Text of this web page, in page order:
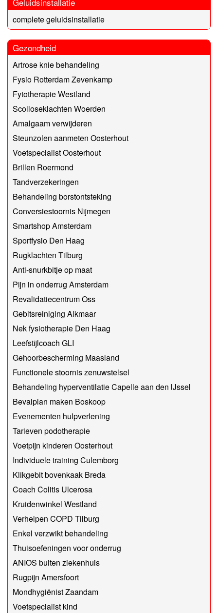
complete geluidsinstallatie
Gezondheid
Artrose knie behandeling
Fysio Rotterdam Zevenkamp
Fytotherapie Westland
Scolioseklachten Woerden
Amalgaam verwijderen
Steunzolen aanmeten Oosterhout
Voetspecialist Oosterhout
Brillen Roermond
Tandverzekeringen
Behandeling borstontsteking
Conversiestoornis Nijmegen
Smartshop Amsterdam
Sportfysio Den Haag
Rugklachten Tilburg
Anti-snurkbitje op maat
Pijn in onderrug Amsterdam
Revalidatiecentrum Oss
Gebitsreiniging Alkmaar
Nek fysiotherapie Den Haag
Leefstijlcoach GLI
Gehoorbescherming Maasland
Functionele stoornis zenuwstelsel
Behandeling hyperventilatie Capelle aan den IJssel
Bevalplan maken Boskoop
Evenementen hulpverlening
Tarieven podotherapie
Voetpijn kinderen Oosterhout
Individuele training Culemborg
Klikgebit bovenkaak Breda
Coach Colitis Ulcerosa
Kruidenwinkel Westland
Verhelpen COPD Tilburg
Enkel verzwikt behandeling
Thuisoefeningen voor onderrug
ANIOS buiten ziekenhuis
Rugpijn Amersfoort
Mondhygiënist Zaandam
Voetspecialist kind